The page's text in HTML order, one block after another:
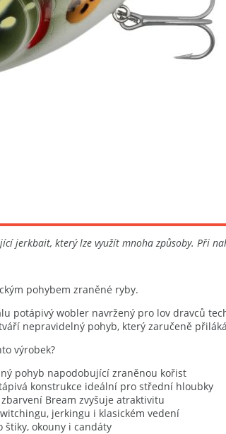
jerkbait, který lze využít mnoha způsoby. Při
pohybem zraněné ryby.
potápivý wobler navržený pro lov dravců
nepravidelný pohyb, který zaručeně
výrobek?
pohyb napodobující zraněnou kořist
konstrukce ideální pro střední hloubky
Bream zvyšuje atraktivitu
jerkingu i klasickém vedení
štiky, okouny i candáty